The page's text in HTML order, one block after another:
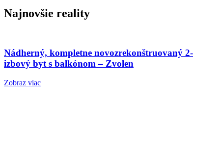
Najnovšie reality
Nádherný, kompletne novozrekonštruovaný 2-
izbový byt s balkónom – Zvolen
Zobraz viac